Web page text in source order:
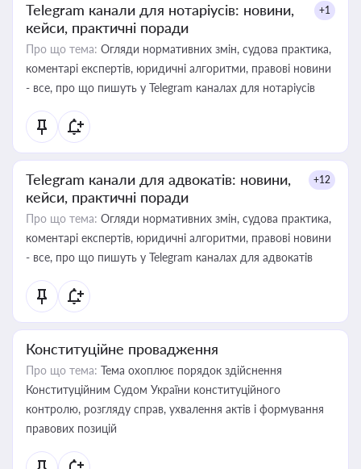
Telegram канали для нотаріусів: новини,
кейси, практичні поради
+1
Про що тема: Огляди нормативних змін, судова практика,
коментарі експертів, юридичні алгоритми, правові новини
- все, про що пишуть у Telegram каналах для нотаріусів
Telegram канали для адвокатів: новини,
кейси, практичні поради
+12
Про що тема: Огляди нормативних змін, судова практика,
коментарі експертів, юридичні алгоритми, правові новини
- все, про що пишуть у Telegram каналах для адвокатів
Конституційне провадження
Про що тема: Тема охоплює порядок здійснення
Конституційним Судом України конституційного
контролю, розгляду справ, ухвалення актів і формування
правових позицій